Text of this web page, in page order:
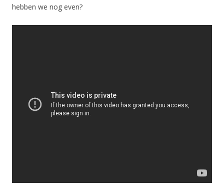
hebben we nog even?